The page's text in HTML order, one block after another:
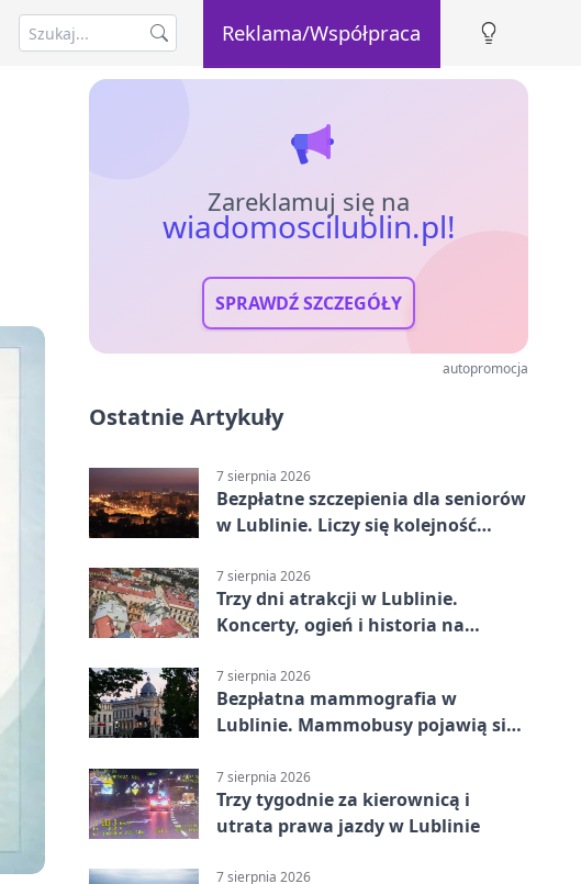
Reklama/Współpraca
Zareklamuj się na
wiadomoscilublin.pl!
SPRAWDŹ SZCZEGÓŁY
autopromocja
Ostatnie Artykuły
7 sierpnia 2026
Bezpłatne szczepienia dla seniorów
w Lublinie. Liczy się kolejność
7 sierpnia 2026
Trzy dni atrakcji w Lublinie.
Koncerty, ogień i historia na
7 sierpnia 2026
Bezpłatna mammografia w
Lublinie. Mammobusy pojawią się
7 sierpnia 2026
Trzy tygodnie za kierownicą i
utrata prawa jazdy w Lublinie
7 sierpnia 2026